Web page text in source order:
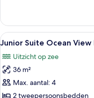
Suite
Ocean
Front
Alle
foto's
voor
Junior
Suite
Ocean
5
Junior Suite Ocean View
Uitzicht op zee
36 m²
Max. aantal: 4
2 tweepersoonsbedden